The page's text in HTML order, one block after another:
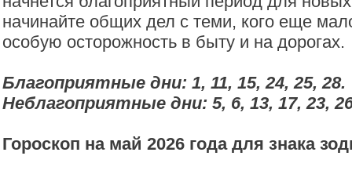
начинайте общих дел с теми, кого еще
особую осторожность в быту и на дорогах.
Благоприятные дни: 1, 11, 15, 24, 25, 28.
Неблагоприятные дни: 5, 6, 13, 17, 23,
Гороскоп на май 2026 года для знака